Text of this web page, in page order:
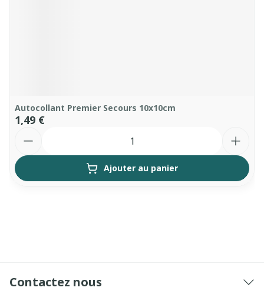
Autocollant Premier Secours 10x10cm
1,49 €
Ajouter au panier
Contactez nous